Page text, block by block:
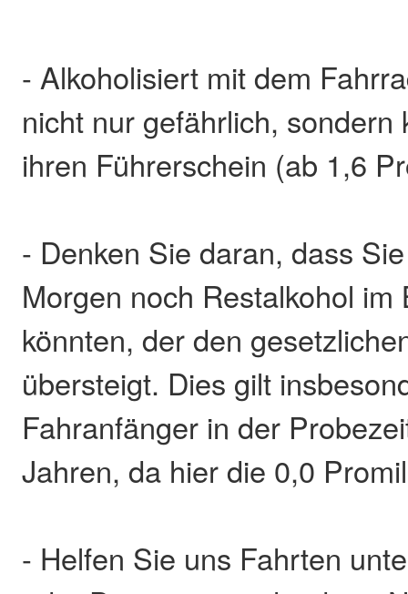
- Alkoholisiert mit dem
nicht nur gefährlich, sondern
ihren Führerschein (ab 1,6
- Denken Sie daran, dass
Morgen noch Restalkohol im
könnten, der den
übersteigt. Dies gilt
Fahranfänger in der
Jahren, da hier die 0,0
- Helfen Sie uns Fahrten